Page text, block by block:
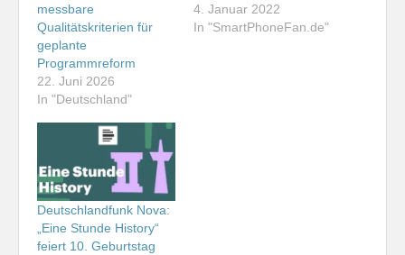
messbare
Qualitätskriterien für
geplante
Programmreform
22. Juni 2026
In "Deutschland"
4. Januar 2022
In "SmartPhoneFan.de"
Deutschlandfunk Nova:
„Eine Stunde History“
feiert 10. Geburtstag